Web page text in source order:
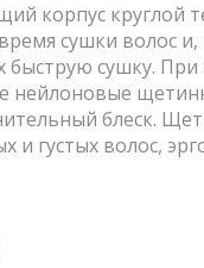
корпус круглой
сушки волос
быструю сушку. При
нейлоновые
блеск.
и густых волос,